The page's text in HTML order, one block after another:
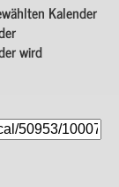
Kalender
wird